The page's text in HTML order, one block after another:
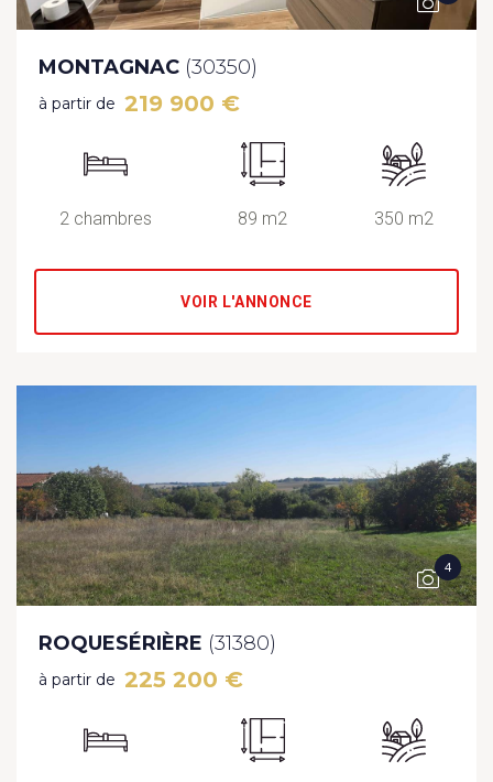
MONTAGNAC (30350)
à partir de 219 900 €
2 chambres 89 m2 350 m2
VOIR L'ANNONCE
4
ROQUESÉRIÈRE (31380)
à partir de 225 200 €